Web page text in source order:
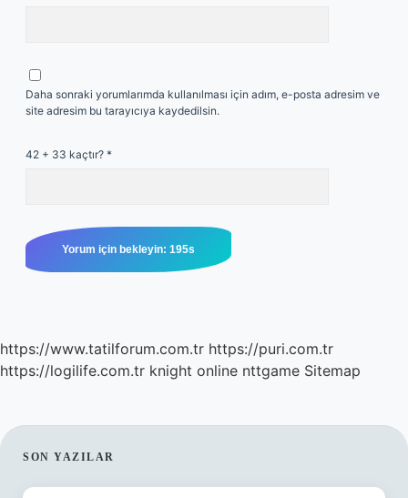
Daha sonraki yorumlarımda kullanılması için adım, e-posta adresim ve
site adresim bu tarayıcıya kaydedilsin.
42 + 33 kaçtır? *
https://www.tatilforum.com.tr https://puri.com.tr
https://logilife.com.tr knight online nttgame Sitemap
SIDEBAR
SON YAZILAR